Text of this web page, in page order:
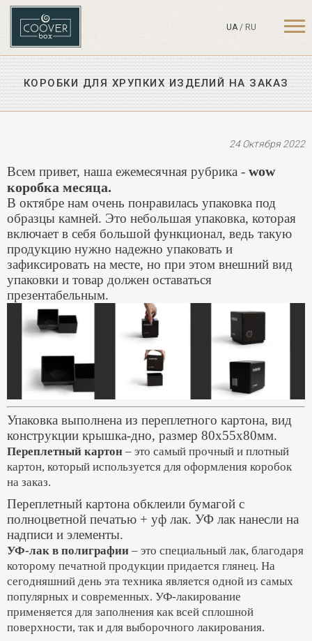
UA / RU
КОРОБКИ ДЛЯ ХРУПКИХ ИЗДЕЛИЙ НА ЗАКАЗ
24 Октября 2022
Всем привет, наша ежемесячная рубрика - wow
коробка месяца.
В октябре нам очень понравилась упаковка под
образцы камней. Это небольшая упаковка, которая
включает в себя большой функционал, ведь такую
продукцию нужно надежно упаковать и
зафиксировать на месте, но при этом внешний вид
упаковки и товар должен оставаться
презентабельным.
Упаковка выполнена из переплетного картона, вид
конструкции крышка-дно, размер 80х55х80мм.
Переплетный картон – это самый прочный и плотный
картон, который используется для оформления коробок
на заказ.
Переплетный картона обклеили бумагой с
полноцветной печатью + уф лак. УФ лак нанесли на
надписи и элементы.
УФ-лак в полиграфии – это специальный лак, благодаря
которому печатной продукции придается глянец. На
сегодняшний день эта техника является одной из самых
популярных и современных. УФ-лакирование
применяется для заполнения как всей сплошной
поверхности, так и для выборочного лакирования.